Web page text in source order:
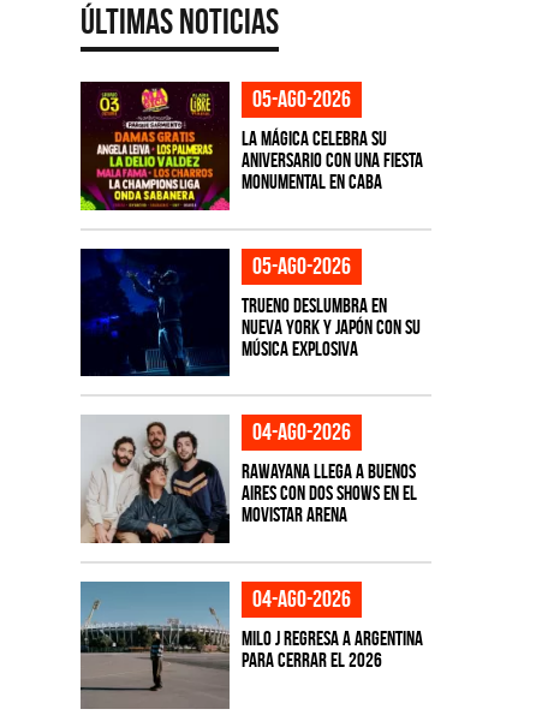
Últimas Noticias
05-ago-2026
La Mágica celebra su
aniversario con una fiesta
monumental en CABA
05-ago-2026
TRUENO deslumbra en
Nueva York y Japón con su
música explosiva
04-ago-2026
Rawayana llega a Buenos
Aires con dos shows en el
Movistar Arena
04-ago-2026
Milo J regresa a Argentina
para cerrar el 2026